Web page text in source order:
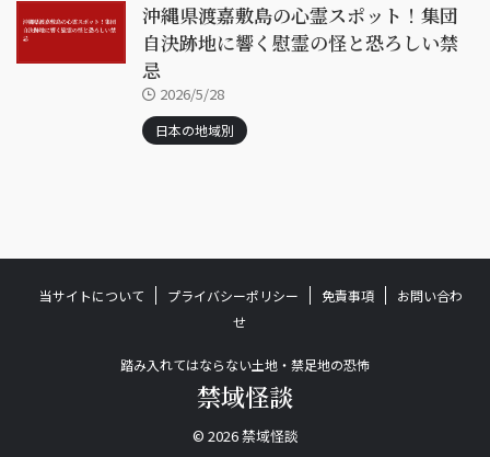
沖縄県渡嘉敷島の心霊スポット！集団
自決跡地に響く慰霊の怪と恐ろしい禁
忌
2026/5/28
日本の地域別
当サイトについて プライバシーポリシー 免責事項
お問い合わ
せ
踏み入れてはならない土地・禁足地の恐怖
禁域怪談
© 2026 禁域怪談